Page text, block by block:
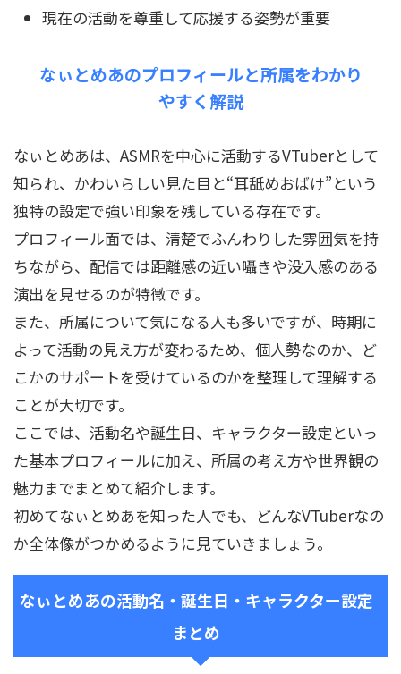
現在の活動を尊重して応援する姿勢が重要
なぃとめあのプロフィールと所属をわかり
やすく解説
なぃとめあは、ASMRを中心に活動するVTuberとして
知られ、かわいらしい見た目と“耳舐めおばけ”という
独特の設定で強い印象を残している存在です。
プロフィール面では、清楚でふんわりした雰囲気を持
ちながら、配信では距離感の近い囁きや没入感のある
演出を見せるのが特徴です。
また、所属について気になる人も多いですが、時期に
よって活動の見え方が変わるため、個人勢なのか、ど
こかのサポートを受けているのかを整理して理解する
ことが大切です。
ここでは、活動名や誕生日、キャラクター設定といっ
た基本プロフィールに加え、所属の考え方や世界観の
魅力までまとめて紹介します。
初めてなぃとめあを知った人でも、どんなVTuberなの
か全体像がつかめるように見ていきましょう。
なぃとめあの活動名・誕生日・キャラクター設定
まとめ